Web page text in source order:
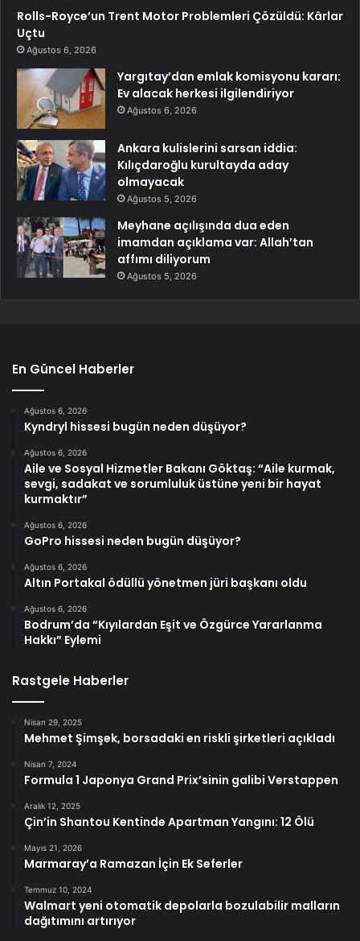
Rolls-Royce’un Trent Motor Problemleri Çözüldü: Kârlar
Uçtu
Ağustos 6, 2026
Yargıtay’dan emlak komisyonu kararı:
Ev alacak herkesi ilgilendiriyor
Ağustos 6, 2026
Ankara kulislerini sarsan iddia:
Kılıçdaroğlu kurultayda aday
olmayacak
Ağustos 5, 2026
Meyhane açılışında dua eden
imamdan açıklama var: Allah’tan
affımı diliyorum
Ağustos 5, 2026
En Güncel Haberler
Ağustos 6, 2026
Kyndryl hissesi bugün neden düşüyor?
Ağustos 6, 2026
Aile ve Sosyal Hizmetler Bakanı Göktaş: “Aile kurmak,
sevgi, sadakat ve sorumluluk üstüne yeni bir hayat
kurmaktır”
Ağustos 6, 2026
GoPro hissesi neden bugün düşüyor?
Ağustos 6, 2026
Altın Portakal ödüllü yönetmen jüri başkanı oldu
Ağustos 6, 2026
Bodrum’da “Kıyılardan Eşit ve Özgürce Yararlanma
Hakkı” Eylemi
Rastgele Haberler
Nisan 29, 2025
Mehmet Şimşek, borsadaki en riskli şirketleri açıkladı
Nisan 7, 2024
Formula 1 Japonya Grand Prix’sinin galibi Verstappen
Aralık 12, 2025
Çin’in Shantou Kentinde Apartman Yangını: 12 Ölü
Mayıs 21, 2026
Marmaray’a Ramazan İçin Ek Seferler
Temmuz 10, 2024
Walmart yeni otomatik depolarla bozulabilir malların
dağıtımını artırıyor